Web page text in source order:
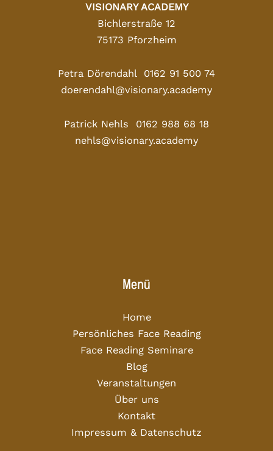
VISIONARY ACADEMY
Bichlerstraße 12
75173 Pforzheim
Petra Dörendahl 0162 91 500 74
doerendahl@visionary.academy
Patrick Nehls 0162 988 68 18
nehls@visionary.academy
Menü
Home
Persönliches Face Reading
Face Reading Seminare
Blog
Veranstaltungen
Über uns
Kontakt
Impressum & Datenschutz